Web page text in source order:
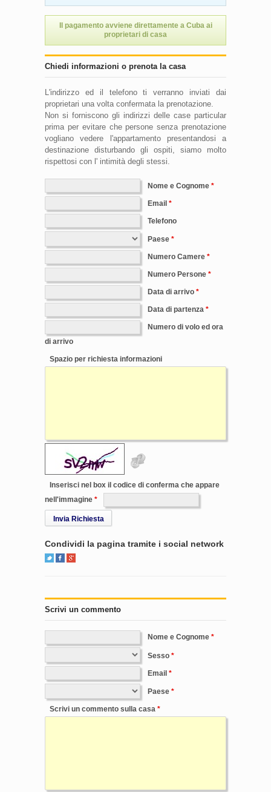
Il pagamento avviene direttamente a Cuba ai
proprietari di casa
Chiedi informazioni o prenota la casa
L'indirizzo ed il telefono ti verranno inviati dai
proprietari una volta confermata la prenotazione.
Non si forniscono gli indirizzi delle case particular
prima per evitare che persone senza prenotazione
vogliano vedere l'appartamento presentandosi a
destinazione disturbando gli ospiti, siamo molto
rispettosi con l' intimità degli stessi.
Nome e Cognome
Email
Telefono
Paese
Numero Camere
Numero Persone
Data di arrivo
Data di partenza
Numero di volo ed ora
di arrivo
Spazio per richiesta informazioni
Inserisci nel box il codice di conferma che appare
nell'immagine
Invia Richiesta
Condividi la pagina tramite i social network
Scrivi un commento
Nome e Cognome
Sesso
Email
Paese
Scrivi un commento sulla casa